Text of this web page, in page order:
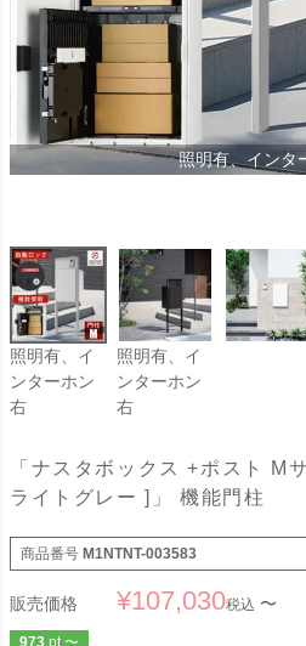
照明有、インタ
照明有、イ
ンターホン
右
照明有、イ
ンターホン
右
「ナスタボックス +ポスト M
ライトグレー ]」 機能門柱
商品番号 M1NTNT-003583
販売価格 ¥107,030税込 〜